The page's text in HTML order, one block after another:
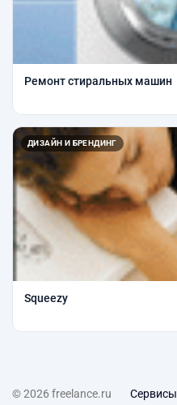
Ремонт стиральных машин
ДИЗАЙН И БРЕНДИНГ
Squeezy
© 2026 freelance.ru Сервисы